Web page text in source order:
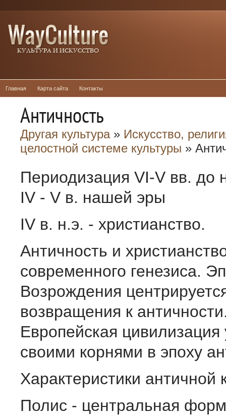
Главная Карта сайта Контакты
Античность
Другая культура» Искусство,
целостной системе культуры »
Периодизация VI-V вв. до
IV - V в. нашей эры
IV в. н.э. - христианство.
Античность и
современного генезиса.
Возрождения
возвращения к
Европейская цивилизация
своими корнями в эпоху
Характеристики античной
Полис - центральная